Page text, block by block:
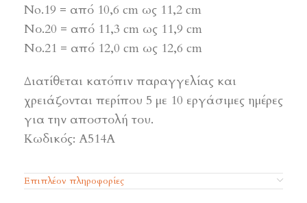
No.19 = από 10,6 cm ως 11,2 cm
Νο.20 = από 11,3 cm ως 11,9 cm
Νο.21 = από 12,0 cm ως 12,6 cm
Διατίθεται κατόπιν παραγγελίας και
χρειάζονται περίπου 5 με 10 εργάσιμες ημέρες
για την αποστολή του.
Κωδικός: A514Α
Επιπλέον πληροφορίες